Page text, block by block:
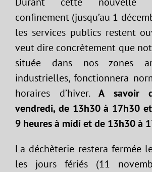
confinement (jusqu’au 1
les services publics restent
veut dire concrètement que
située dans nos zones
industrielles, fonctionnera
horaires d’hiver. A savoir
vendredi, de 13h30 à 17h30
9 heures à midi et de 13h30 à
La déchèterie restera fermée
les jours fériés (11